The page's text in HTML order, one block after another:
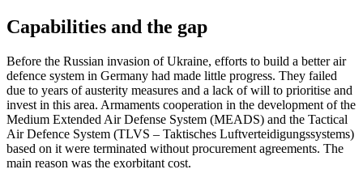
Capabilities and the gap
Before the Russian invasion of Ukraine, efforts to build a better air
defence system in Germany had made little progress. They failed
due to years of austerity measures and a lack of will to prioritise and
invest in this area. Armaments cooperation in the development of the
Medium Extended Air Defense System (MEADS) and the Tactical
Air Defence System (TLVS – Taktisches Luft­verteidigungssystems)
based on it were ter­minated without procurement agreements. The
main reason was the exorbitant cost.